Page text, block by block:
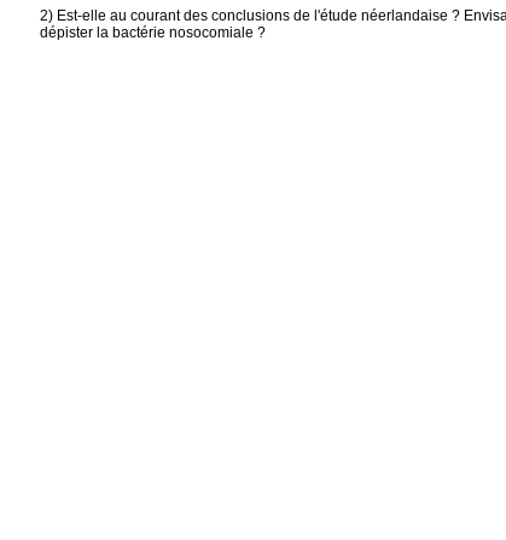
2) Est-elle au courant des conclusions de l'étude néerlandaise ?
dépister la bactérie nosocomiale ?